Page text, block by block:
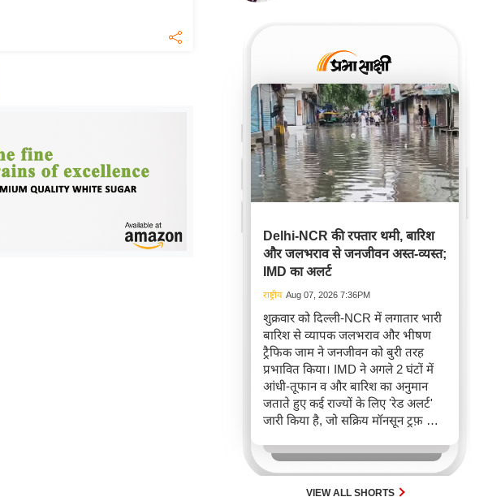
Delhi-NCR की रफ्तार थमी, बारिश
और जलभराव से जनजीवन अस्त-व्यस्त;
IMD का अलर्ट
राष्ट्रीय Aug 07, 2026 7:36PM
शुक्रवार को दिल्ली-NCR में लगातार भारी
बारिश से व्यापक जलभराव और भीषण
ट्रैफिक जाम ने जनजीवन को बुरी तरह
प्रभावित किया। IMD ने अगले 2 घंटों में
आंधी-तूफान व और बारिश का अनुमान
जताते हुए कई राज्यों के लिए 'रेड अलर्ट'
जारी किया है, जो सक्रिय मॉनसून ट्रफ़ और
जिससे यातायात बाधित होने के साथ-साथ
सफदरजंग अस्पताल में भी जलभराव की
स्थिति बनी।VIEW ALL SHORTS